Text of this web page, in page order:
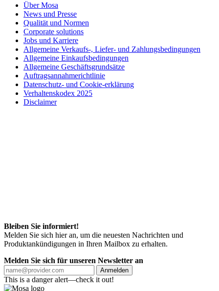
Über Mosa
News und Presse
Qualität und Normen
Corporate solutions
Jobs und Karriere
Allgemeine Verkaufs-, Liefer- und Zahlungsbedingungen
Allgemeine Einkaufsbedingungen
Allgemeine Geschäftsgrundsätze
Auftragsannahmerichtlinie
Datenschutz- und Cookie-erklärung
Verhaltenskodex 2025
Disclaimer
Bleiben Sie informiert!
Melden Sie sich hier an, um die neuesten Nachrichten und
Produktankündigungen in Ihren Mailbox zu erhalten.
Melden Sie sich für unseren Newsletter an
Anmelden
This is a danger alert—check it out!